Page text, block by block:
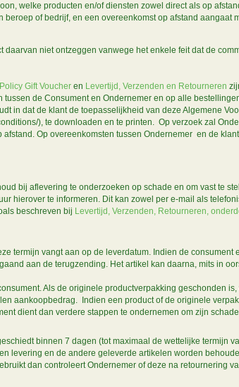
welke producten en/of diensten zowel direct als op
of bedrijf, en een overeenkomst op afstand aangaat
niet ontzeggen vanwege het enkele feit dat de
Gift Voucher en Levertijd, Verzenden en Retourneren
de Consument en Ondernemer en op alle
in dat de klant de toepasselijkheid van deze Algemene
), te downloaden en te printen. Op verzoek zal
Op overeenkomsten tussen Ondernemer en de
bij aflevering te onderzoeken op schade en om vast te
hierover te informeren. Dit kan zowel per e-mail als
beschreven bij Levertijd, Verzenden, Retourneren,
termijn vangt aan op de leverdatum. Indien de
aan de terugzending. Het artikel kan daarna, mits in
Als de originele productverpakking geschonden
aankoopbedrag. Indien een product of de originele
dient dan verdere stappen te ondernemen om zijn
binnen 7 dagen (tot maximaal de wettelijke termijn
levering en de andere geleverde artikelen worden
dan controleert Ondernemer of deze na retournering